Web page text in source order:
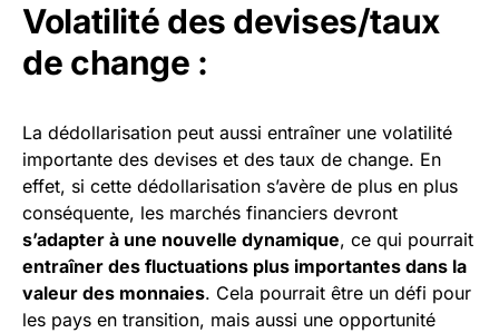
Volatilité des devises/taux
de change :
La dédollarisation peut aussi entraîner une volatilité
importante des devises et des taux de change. En
effet, si cette dédollarisation s’avère de plus en plus
conséquente, les marchés financiers devront
s’adapter à une nouvelle dynamique, ce qui pourrait
entraîner des fluctuations plus importantes dans la
valeur des monnaies. Cela pourrait être un défi pour
les pays en transition, mais aussi une opportunité